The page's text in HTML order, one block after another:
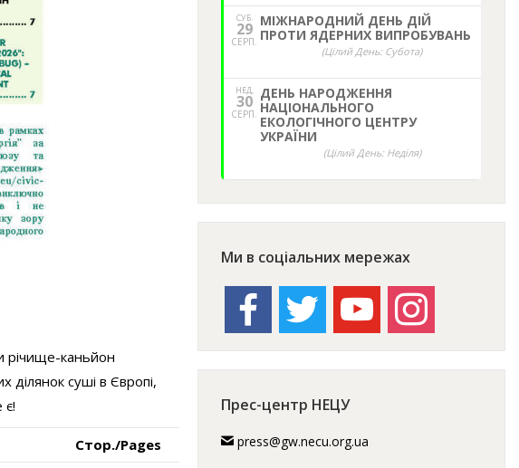
річище-каньйон
суші в Європі,
є!
Стор./Pages
СУБ.
29
СЕРП.
МІЖНАРОДНИЙ ДЕНЬ ДІЙ
ПРОТИ ЯДЕРНИХ ВИПРОБУВАНЬ
(Цілий День: Субота)
НЕД,
30
СЕРП.
ДЕНЬ НАРОДЖЕННЯ
НАЦІОНАЛЬНОГО
ЕКОЛОГІЧНОГО ЦЕНТРУ
УКРАЇНИ
(Цілий День: Неділя)
Ми в соціальних мережах
facebook twitter youtube instagram
Прес-центр НЕЦУ
press@gw.necu.org.ua